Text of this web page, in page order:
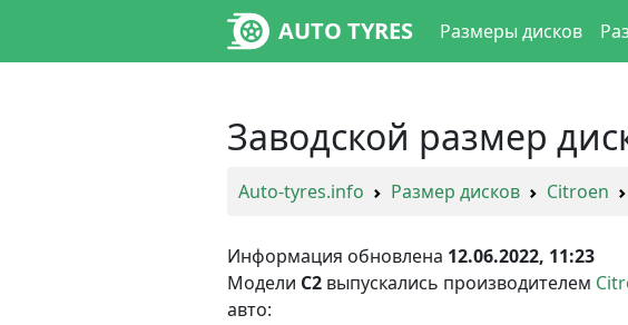
AUTO TYRES Размеры дисков
Заводской размер
Auto-tyres.info Размер дисков Citroen
Информация обновлена 12.06.2022, 11:23
Модели C2 выпускались производителем
авто: